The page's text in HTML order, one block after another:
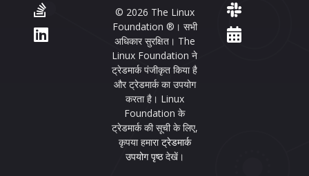
© 2026 The Linux
Foundation ®। सभी
अधिकार सुरक्षित। The
Linux Foundation ने
ट्रेडमार्क पंजीकृत किया है
और ट्रेडमार्क का उपयोग
करता है। Linux
Foundation के
ट्रेडमार्क की सूची के लिए,
कृपया हमाराट्रेडमार्क
उपयोग पृष्ठदेखें।